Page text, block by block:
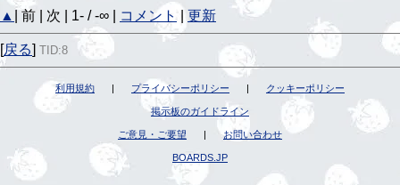
▲ | 前 | 次 | 1- / -∞ | コメント 更新
[戻る] TID:8
利用規約 | プライバシーポリシー | クッキーポリシー
掲示板のガイドライン
ご意見・ご要望 お問い合わせ
BOARDS.JP